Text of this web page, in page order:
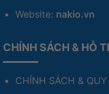
Website: nakio.vn
CHÍNH SÁCH & HỖ
CHÍNH SÁCH &